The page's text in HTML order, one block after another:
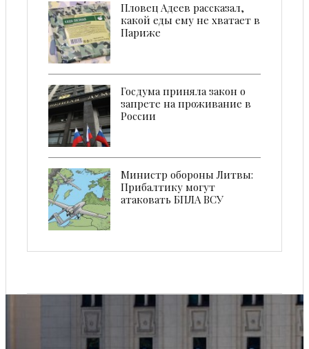
Пловец Адеев рассказал,
какой еды ему не хватает в
Париже
Госдума приняла закон о
запрете на проживание в
России
Министр обороны Литвы:
Прибалтику могут
атаковать БПЛА ВСУ